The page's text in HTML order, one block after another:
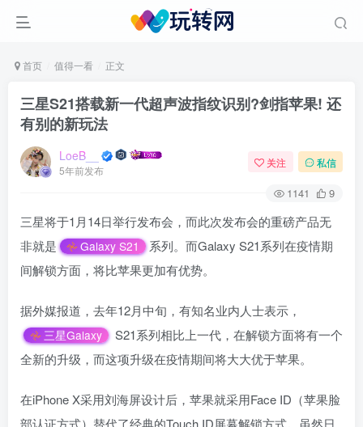
首页 值得一看 正文
三星S21搭载新一代超声波指纹识别?剑指苹果! 还
有别的新玩法
LoeB__
5年前发布
关注 私信
1141 9
三星将于1月14日举行发布会，而此次发布会的重磅产品无
非就是
Galaxy S21
系列。而Galaxy S21系列在疫情期
间解锁方面，将比苹果更加有优势。
据外媒报道，去年12月中旬，有知名业内人士表示，
三星Galaxy
S21系列相比上一代，在解锁方面将有一个
全新的升级，而这项升级在疫情期间将大大优于苹果。
在iPhone X采用刘海屏设计后，苹果就采用Face ID（苹果脸
部认证方式）替代了经典的Touch ID屏幕解锁方式。虽然日